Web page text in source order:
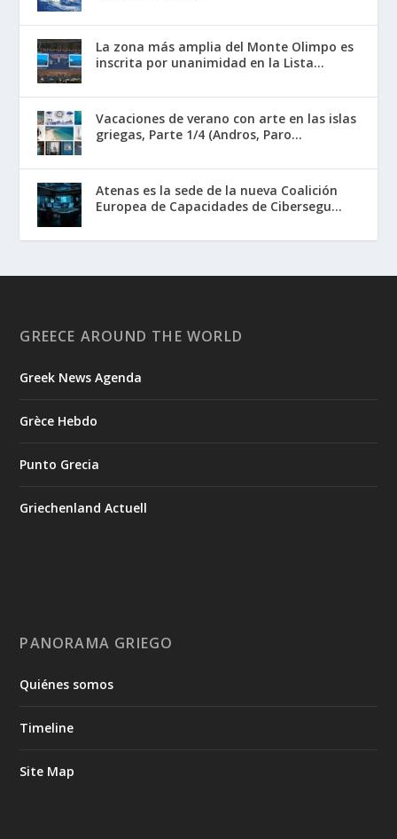
La zona más amplia del Monte Olimpo es
inscrita por unanimidad en la Lista...
Vacaciones de verano con arte en las islas
griegas, Parte 1/4 (Andros, Paro...
Atenas es la sede de la nueva Coalición
Europea de Capacidades de Cibersegu...
GREECE AROUND THE WORLD
Greek News Agenda
Grèce Hebdo
Punto Grecia
Griechenland Actuell
PANORAMA GRIEGO
Quiénes somos
Timeline
Site Map